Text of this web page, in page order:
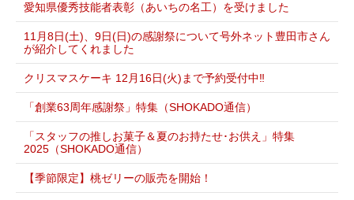
愛知県優秀技能者表彰（あいちの名工）を受けました
11月8日(土)、9日(日)の感謝祭について号外ネット豊田市さん
が紹介してくれました
クリスマスケーキ 12月16日(火)まで予約受付中‼
「創業63周年感謝祭」特集（SHOKADO通信）
「スタッフの推しお菓子＆夏のお持たせ･お供え」特集
2025（SHOKADO通信）
【季節限定】桃ゼリーの販売を開始！